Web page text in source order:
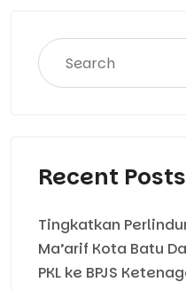
Recent Posts
Tingkatkan
Ma’arif Kota Batu
PKL ke BPJS